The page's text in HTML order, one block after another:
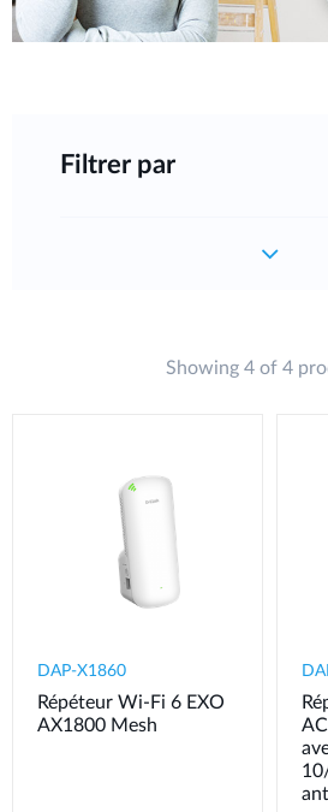
Filtrer par
Showing 4 of 4
DAP-X1860
Répéteur Wi-Fi 6 EXO
AX1800 Mesh